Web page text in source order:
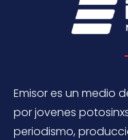
Emisor es un medio
por jovenes
periodismo,